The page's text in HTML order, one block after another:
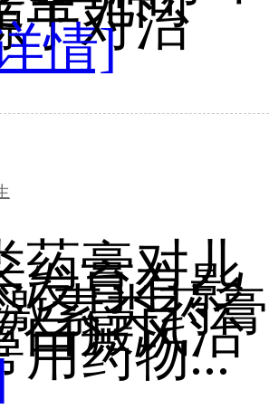
于对治
情]
药膏对儿
发育有影
素类药膏
白癜风治
用药物...